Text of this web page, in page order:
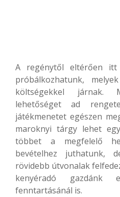
A regénytől eltérően
próbálkozhatunk,
költségekkel járnak.
lehetőséget ad
játékmenetet egészen
maroknyi tárgy lehet
többet a megfelelő
bevételhez juthatunk,
rövidebb útvonalak
kenyéradó gazdánk
fenntartásánál is.